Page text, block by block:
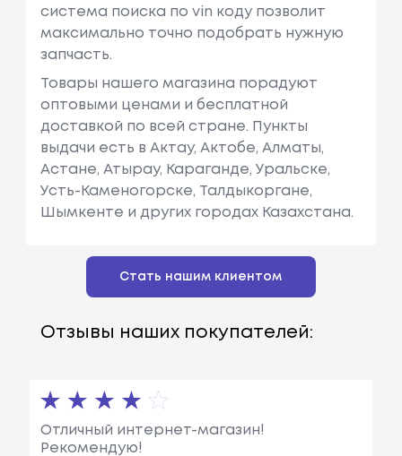
система поиска по vin коду позволит
максимально точно подобрать нужную
запчасть.
Товары нашего магазина порадуют
оптовыми ценами и бесплатной
доставкой по всей стране. Пункты
выдачи есть в Актау, Актобе, Алматы,
Астане, Атырау, Караганде, Уральске,
Усть-Каменогорске, Талдыкоргане,
Шымкенте и других городах Казахстана.
Стать нашим клиентом
Отзывы наших покупателей:
Отличный интернет-магазин!
Рекомендую!